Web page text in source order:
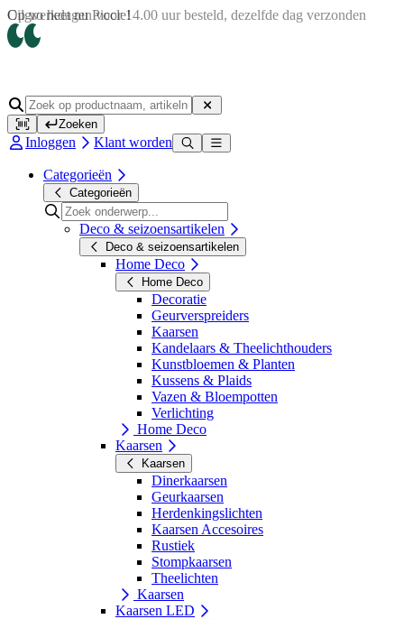
Op werkdagen voor 14.00 uur besteld, dezelfde dag verzonden
Zoeken
Inloggen Klant worden
Categorieën
Categorieën
Deco & seizoensartikelen
Deco & seizoensartikelen
Home Deco
Home Deco
Decoratie
Geurverspreiders
Kaarsen
Kandelaars & Theelichthouders
Kunstbloemen & Planten
Kussens & Plaids
Vazen & Bloempotten
Verlichting
Home Deco
Kaarsen
Kaarsen
Dinerkaarsen
Geurkaarsen
Herdenkingslichten
Kaarsen Accesoires
Rustiek
Stompkaarsen
Theelichten
Kaarsen
Kaarsen LED